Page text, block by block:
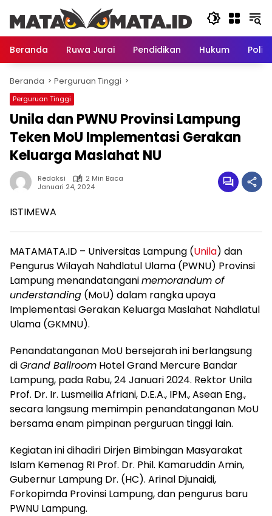
konten
Beranda
Ruwa Jurai Pendidikan Hukum
Beranda Perguruan Tinggi
Perguruan Tinggi
Unila dan PWNU Provinsi Lampung
Teken MoU Implementasi Gerakan
Keluarga Maslahat NU
Redaksi
2 Min Baca
Januari 24, 2024
ISTIMEWA
MATAMATA.ID – Universitas Lampung (Unila) dan
Pengurus Wilayah Nahdlatul Ulama (PWNU) Provinsi
Lampung menandatanganimemorandum of
understanding (MoU) dalam rangka upaya
Implementasi Gerakan Keluarga Maslahat Nahdlatul
Ulama (GKMNU).
Penandatanganan MoU bersejarah ini berlangsung
diGrand Ballroom Hotel Grand Mercure Bandar
Lampung, pada Rabu, 24 Januari 2024. Rektor Unila
Prof. Dr. Ir. Lusmeilia Afriani, D.E.A., IPM., Asean Eng.,
secara langsung memimpin penandatanganan MoU
bersama enam pimpinan perguruan tinggi lain.
Kegiatan ini dihadiri Dirjen Bimbingan Masyarakat
Islam Kemenag RI Prof. Dr. Phil. Kamaruddin Amin,
Gubernur Lampung Dr. (HC). Arinal Djunaidi,
Forkopimda Provinsi Lampung, dan pengurus baru
PWNU Lampung.